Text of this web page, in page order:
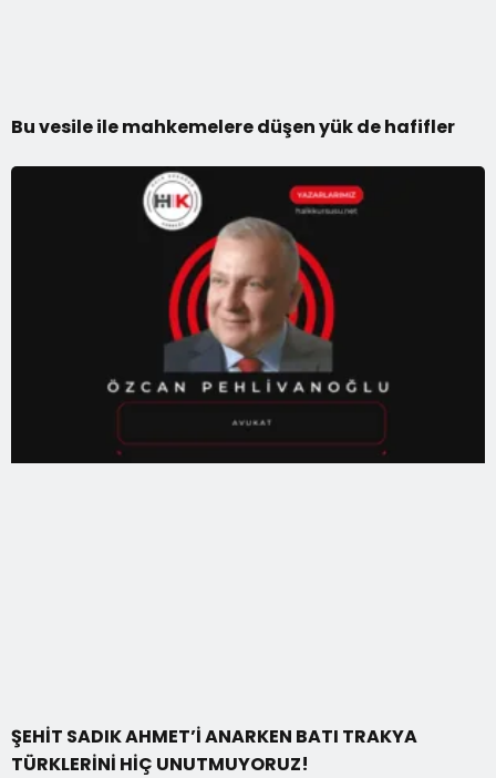
Bu vesile ile mahkemelere düşen yük de hafifler
ŞEHİT SADIK AHMET’İ ANARKEN BATI TRAKYA
TÜRKLERİNİ HİÇ UNUTMUYORUZ!